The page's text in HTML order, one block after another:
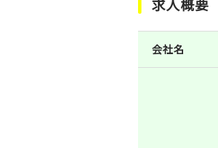
求人概要
会社名